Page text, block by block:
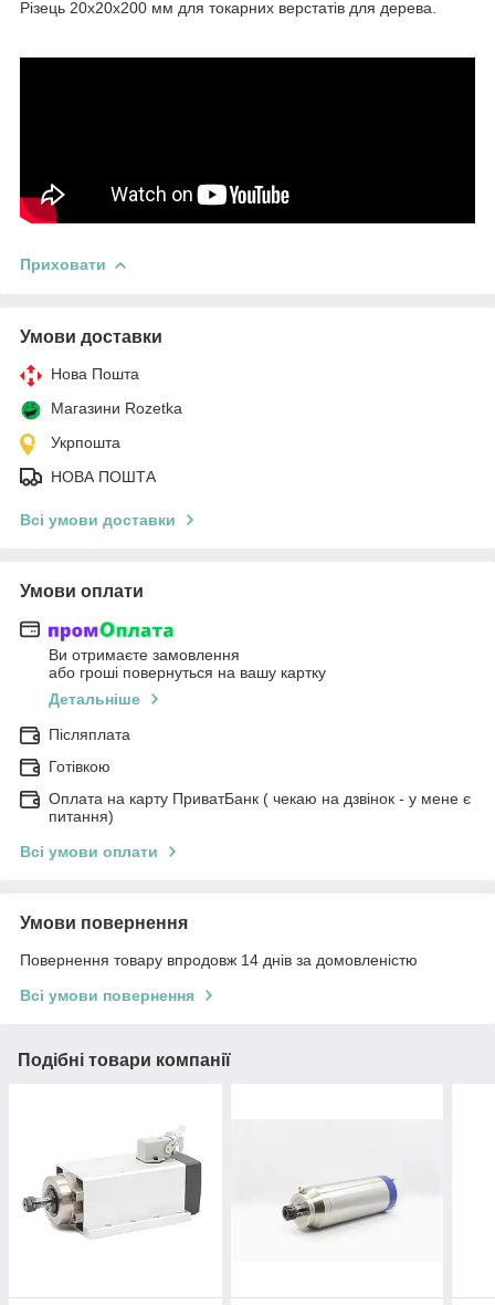
Різець 20х20х200 мм для токарних верстатів для дерева.
Приховати
Умови доставки
Нова Пошта
Магазини Rozetka
Укрпошта
НОВА ПОШТА
Всі умови доставки
Умови оплати
Ви отримаєте замовлення
або гроші повернуться на вашу картку
Детальніше
Післяплата
Готівкою
Оплата на карту ПриватБанк ( чекаю на дзвінок - у мене є
питання)
Всі умови оплати
Умови повернення
Повернення товару впродовж 14 днів за домовленістю
Всі умови повернення
Подібні товари компанії